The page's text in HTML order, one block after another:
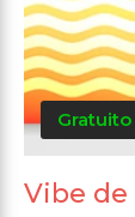
Gratuito
Vibe